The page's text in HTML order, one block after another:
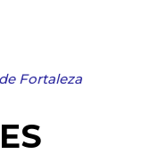
Fortaleza